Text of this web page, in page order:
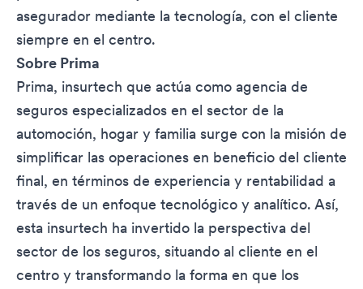
asegurador mediante la tecnología, con el cliente
siempre en el centro.
Sobre Prima
Prima, insurtech que actúa como agencia de
seguros especializados en el sector de la
automoción, hogar y familia surge con la misión de
simplificar las operaciones en beneficio del cliente
final, en términos de experiencia y rentabilidad a
través de un enfoque tecnológico y analítico. Así,
esta insurtech ha invertido la perspectiva del
sector de los seguros, situando al cliente en el
centro y transformando la forma en que los